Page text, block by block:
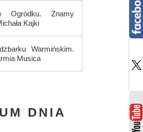
Ogródku. Znamy
Kajki
Warmińskim.
Musica
DNIA